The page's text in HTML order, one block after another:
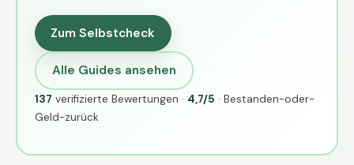
Zum Selbstcheck
Alle Guides ansehen
137 verifizierte Bewertungen · 4,7/5 · Bestanden-oder-
Geld-zurück